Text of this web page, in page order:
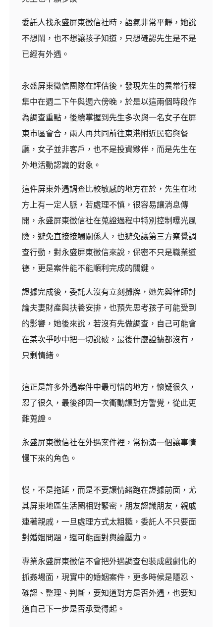
委託人找永盛屏東徵信社時，語氣非常平靜，她說
不想鬧，也不想讓孩子知道，只想確認先生是不是
已經有外遇。
永盛屏東徵信團隊在評估後，發現先生的異常行程
集中在週二下午與週六傍晚，於是以這兩個時段作
為調查重點，後續掌握到先生多次與一名女子在屏
東市區會合，兩人再共同前往東港附近民宿與餐
廳，女子並非客戶，也不是投資夥伴，而是先生在
外地活動認識的對象。
這件屏東外遇調查比較敏感的地方在於，先生在地
方上有一定人脈，若處理不慎，很容易讓消息傳
開，永盛屏東徵信社在蒐證過程中特別控制曝光風
險，避免直接接觸關係人，也避免讓第三方察覺調
查行動，對永盛屏東徵信來說，保密不只是職業道
德，更是案件能不能順利完成的關鍵。
證據完成後，委託人沒有立刻攤牌，她先與律師討
論夫妻財產與扶養安排，也預先思考孩子可能受到
的影響，她後來說，若沒有先做調查，自己可能會
在某次爭吵中把一切說破，最後什麼證據都沒有，
只剩情緒。
這正是許多外遇案件中最可惜的地方，懷疑很久，
忍了很久，最後卻因一次衝動讓對方警覺，從此更
難蒐證。
永盛屏東徵信社在外遇案件裡，常扮演一個讓事情
慢下來的角色。
慢，不是拖延，而是不要讓情緒跑在證據前面，尤
其屏東地區生活圈相對緊密，朋友認識朋友，親戚
連著親戚，一旦處理方式太粗糙，委託人不只要面
對婚姻問題，還可能面對輿論壓力。
專業永盛屏東徵信不會把外遇調查包裝成戲劇化的
抓姦場面，現實中的婚姻案件，更多時候是隱忍、
確認、整理、判斷，要知道對方是否外遇，也要知
道自己下一步是否承受得起。